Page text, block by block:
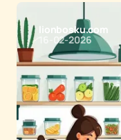
lionbosku.com
16-02-2026